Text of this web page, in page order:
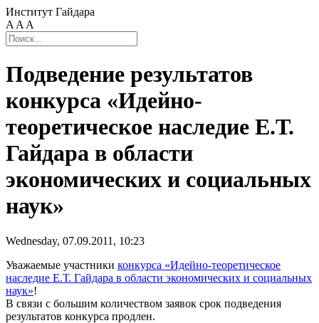
Институт Гайдара
A A A
Подведение результатов
конкурса «Идейно-
теоретическое наследие Е.Т.
Гайдара в области
экономических и социальных
наук»
Wednesday, 07.09.2011, 10:23
Уважаемые участники конкурса «Идейно-теоретическое
наследие Е.Т. Гайдара в области экономических и социальных
наук»!
В связи с большим количеством заявок срок подведения
результатов конкурса продлен.